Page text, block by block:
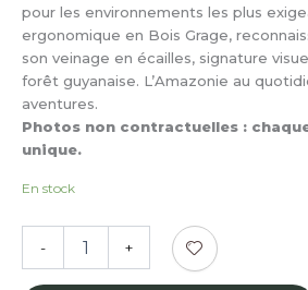
pour les environnements les plus
ergonomique en Bois Grage,
son veinage en écailles, signature
forêt guyanaise. L’Amazonie au
aventures.
Photos non contractuelles :
unique.
En stock
- +